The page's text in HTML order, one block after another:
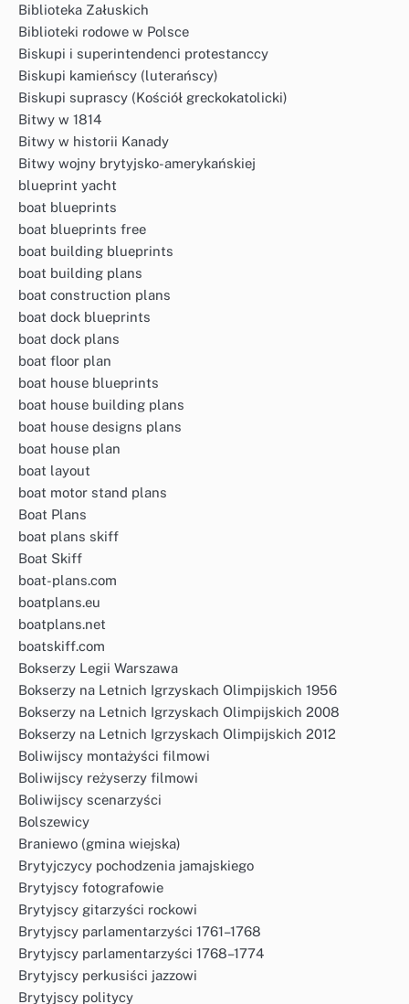
Biblioteka Załuskich
Biblioteki rodowe w Polsce
Biskupi i superintendenci protestanccy
Biskupi kamieńscy (luterańscy)
Biskupi suprascy (Kościół greckokatolicki)
Bitwy w 1814
Bitwy w historii Kanady
Bitwy wojny brytyjsko-amerykańskiej
blueprint yacht
boat blueprints
boat blueprints free
boat building blueprints
boat building plans
boat construction plans
boat dock blueprints
boat dock plans
boat floor plan
boat house blueprints
boat house building plans
boat house designs plans
boat house plan
boat layout
boat motor stand plans
Boat Plans
boat plans skiff
Boat Skiff
boat-plans.com
boatplans.eu
boatplans.net
boatskiff.com
Bokserzy Legii Warszawa
Bokserzy na Letnich Igrzyskach Olimpijskich 1956
Bokserzy na Letnich Igrzyskach Olimpijskich 2008
Bokserzy na Letnich Igrzyskach Olimpijskich 2012
Boliwijscy montażyści filmowi
Boliwijscy reżyserzy filmowi
Boliwijscy scenarzyści
Bolszewicy
Braniewo (gmina wiejska)
Brytyjczycy pochodzenia jamajskiego
Brytyjscy fotografowie
Brytyjscy gitarzyści rockowi
Brytyjscy parlamentarzyści 1761–1768
Brytyjscy parlamentarzyści 1768–1774
Brytyjscy perkusiści jazzowi
Brytyjscy politycy